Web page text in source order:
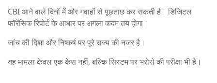
CBI आने वाले दिनों में और गवाहों से पूछताछ कर सकती है। डिजिटल
फॉरेंसिक रिपोर्ट के आधार पर अगला कदम तय होगा।
जांच की दिशा और निष्कर्ष पर पूरे राज्य की नजर है।
यह मामला केवल एक केस नहीं, बल्कि सिस्टम पर भरोसे की परीक्षा भी है।